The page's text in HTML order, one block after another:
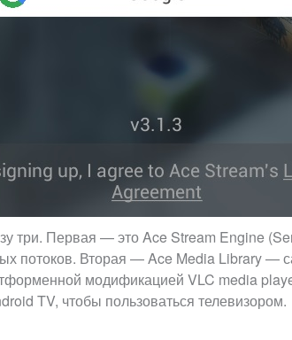
три. Первая — это Ace Stream Engine
потоков. Вторая — Ace Media Library —
модификацией VLC media
TV, чтобы пользоваться телевизором.